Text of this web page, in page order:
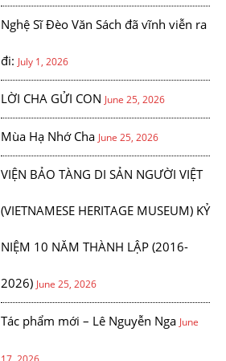
Nghệ Sĩ Đèo Văn Sách đã vĩnh viễn ra
đi: July 1, 2026
LỜI CHA GỬI CON June 25, 2026
Mùa Hạ Nhớ Cha June 25, 2026
VIỆN BẢO TÀNG DI SẢN NGƯỜI VIỆT
(VIETNAMESE HERITAGE MUSEUM) KỶ
NIỆM 10 NĂM THÀNH LẬP (2016-
2026) June 25, 2026
Tác phẩm mới – Lê Nguyễn Nga June